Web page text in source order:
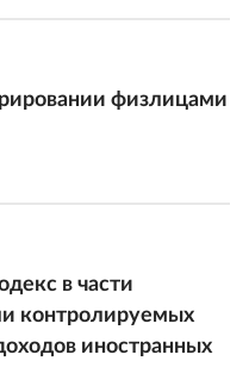
физлицами
в части
контролируемых
иностранных